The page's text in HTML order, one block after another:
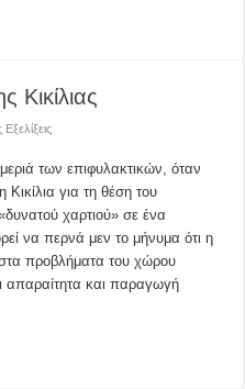
Κικίλιας
Εξελίξεις
των επιφυλακτικών, όταν
για τη θέση του
χαρτιού» σε ένα
να περνά μεν το μήνυμα ότι η
προβλήματα του χώρου
απαραίτητα και παραγωγή